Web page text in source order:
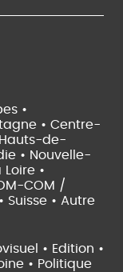
•
• Centre-
Hauts-de-
• Nouvelle-
Loire •
COM /
Suisse • Autre
• Edition •
• Politique